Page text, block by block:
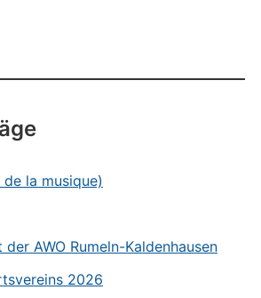
la musique)
AWO Rumeln-Kaldenhausen
2026